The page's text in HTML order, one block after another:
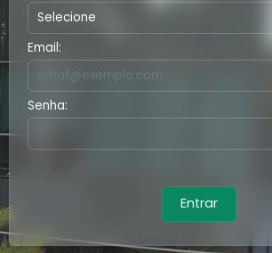
Email:
Senha:
Entrar